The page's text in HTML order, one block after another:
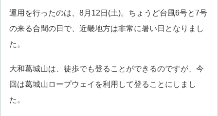
運用を行ったのは、8月12日(土)。ちょうど台風6号と7号
の来る合間の日で、近畿地方は非常に暑い日となりまし
た。
大和葛城山は、徒歩でも登ることができるのですが、今
回は葛城山ロープウェイを利用して登ることにしまし
た。